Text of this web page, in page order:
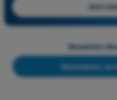
Jetzt
Newsletter-
Abonnieren, es